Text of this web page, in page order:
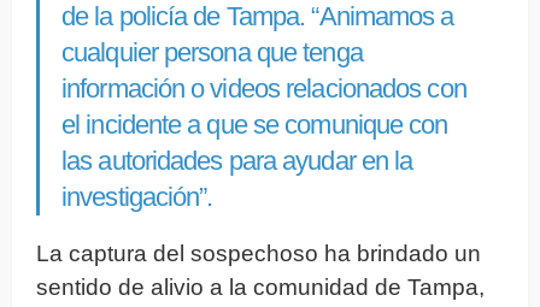
de la policía de Tampa. “Animamos a
cualquier persona que tenga
información o videos relacionados con
el incidente a que se comunique con
las autoridades para ayudar en la
investigación”.
La captura del sospechoso ha brindado un
sentido de alivio a la comunidad de Tampa,